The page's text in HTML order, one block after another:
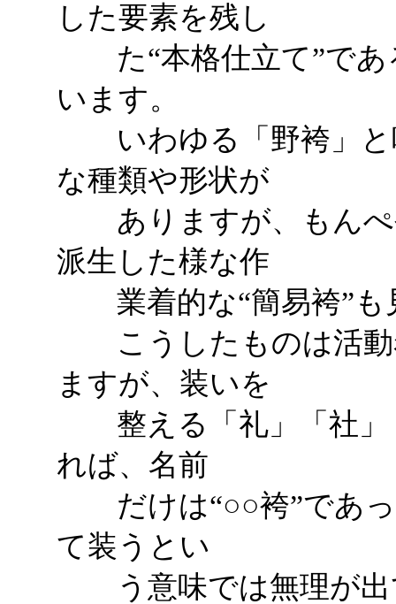
した要素を残し
た“本格仕立て”であ
います。
いわゆる「野袴」と
な種類や形状が
ありますが、もんぺ
派生した様な作
業着的な“簡易袴”も
こうしたものは活動
ますが、装いを
整える「礼」「社」
れば、名前
だけは“○○袴”であっ
て装うとい
う意味では無理が出